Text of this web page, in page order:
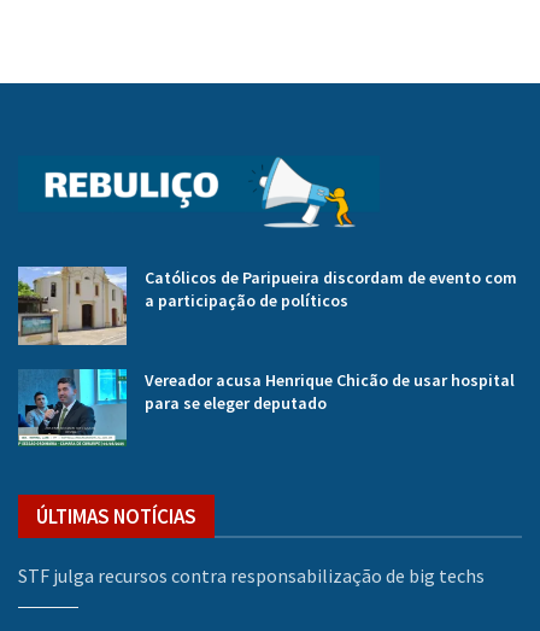
Católicos de Paripueira discordam de evento com
a participação de políticos
Vereador acusa Henrique Chicão de usar hospital
para se eleger deputado
ÚLTIMAS NOTÍCIAS
STF julga recursos contra responsabilização de big techs